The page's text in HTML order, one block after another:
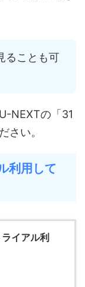
ることも可
NEXTの「31
さい。
利用して
イアル利